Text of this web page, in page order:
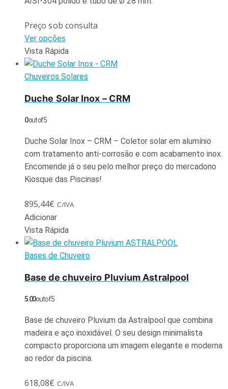
Preço sob consulta
Ver opções
Vista Rápida
Chuveiros Solares
Duche Solar Inox – CRM
0out of 5
Duche Solar Inox – CRM – Coletor solar em alumínio
com tratamento anti-corrosão e com acabamento inox.
Encomende já o seu pelo melhor preço do mercadono
Kiosque das Piscinas!
895,44€ C/IVA
Adicionar
Vista Rápida
Bases de Chuveiro
Base de chuveiro Pluvium Astralpool
5.00out of 5
Base de chuveiro Pluvium da Astralpool que combina
madeira e aço inoxidável. O seu design minimalista
compacto proporciona um imagem elegante e moderna
ao redor da piscina.
618,08€ C/IVA